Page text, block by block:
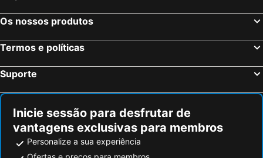
Os nossos produtos
Termos e políticas
Suporte
Inicie sessão para desfrutar de
vantagens exclusivas para membros
Personalize a sua experiência